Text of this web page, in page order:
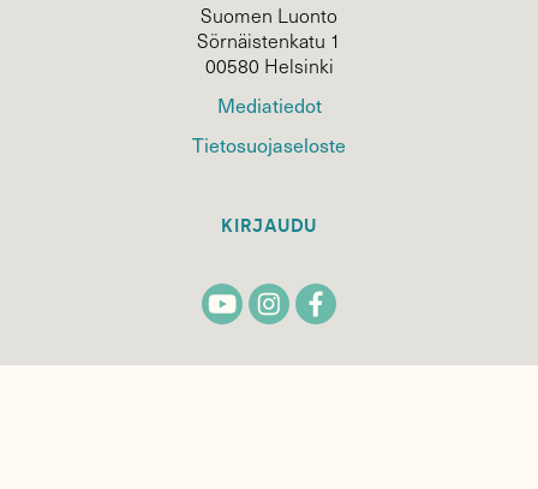
Suomen Luonto
Sörnäistenkatu 1
00580 Helsinki
Mediatiedot
Tietosuojaseloste
KIRJAUDU